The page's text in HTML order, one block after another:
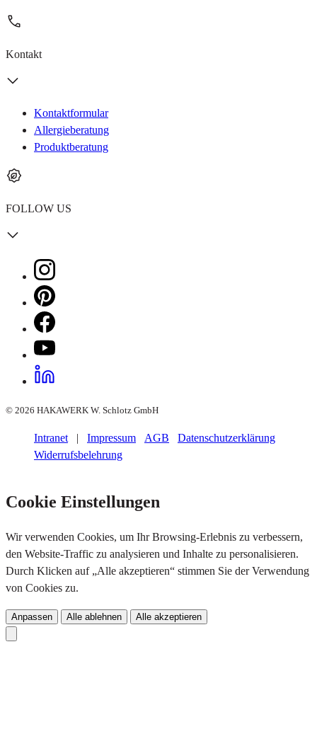
Kontakt
Kontaktformular
Allergieberatung
Produktberatung
FOLLOW US
© 2026 HAKAWERK W. Schlotz GmbH
Intranet | Impressum AGB
Datenschutzerklärung
Widerrufsbelehrung
Cookie Einstellungen
Wir verwenden Cookies, um Ihr Browsing-Erlebnis zu verbessern,
den Website-Traffic zu analysieren und Inhalte zu personalisieren.
Durch Klicken auf „Alle akzeptieren“ stimmen Sie der Verwendung
von Cookies zu.
Anpassen Alle ablehnen Alle akzeptieren